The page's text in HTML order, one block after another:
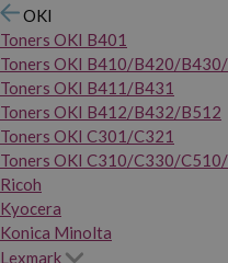
OKI
Toners OKI B401
Toners OKI B410/B420/
Toners OKI B411/B431
Toners OKI B412/B432/B512
Toners OKI C301/C321
Toners OKI C310/C330/
Ricoh
Kyocera
Konica Minolta
Lexmark